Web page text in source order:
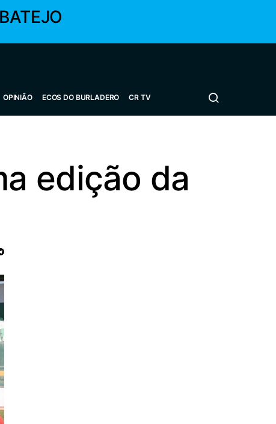
OPINIÃO ECOS DO BURLADERO CR TV
edição da